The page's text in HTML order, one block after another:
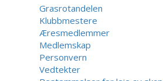
Grasrotandelen
Klubbmestere
Æresmedlemmer
Medlemskap
Personvern
Vedtekter